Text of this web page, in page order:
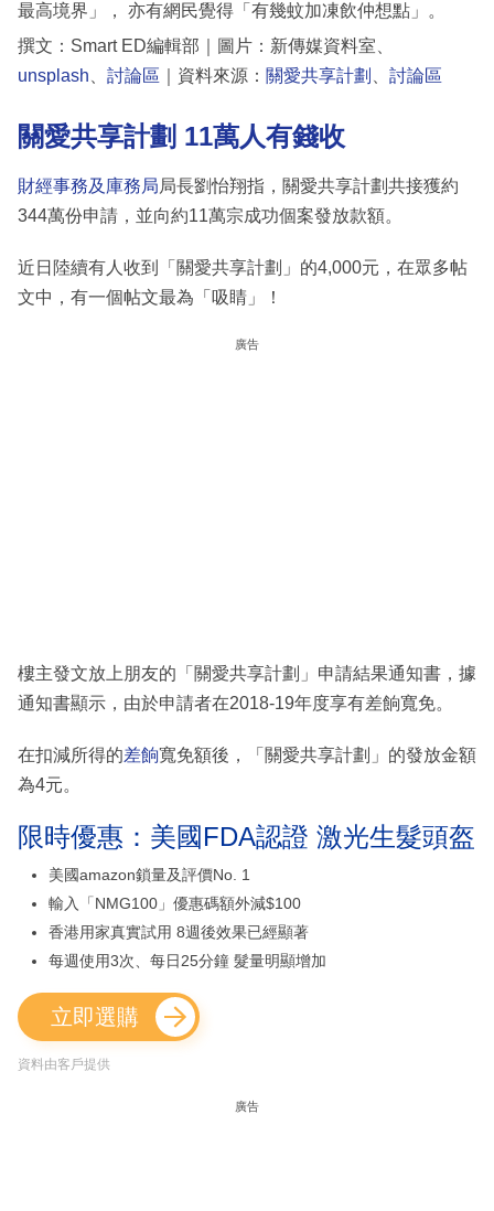
最高境界」， 亦有網民覺得「有幾蚊加凍飲仲想點」。
撰文：Smart ED編輯部｜圖片：新傳媒資料室、
unsplash
討論區 ｜資料來源： 關愛共享計劃 討論區
關愛共享計劃 11萬人有錢收
財經事務及庫務局局長劉怡翔指，關愛共享計劃共接獲約
344萬份申請，並向約11萬宗成功個案發放款額。
近日陸續有人收到「關愛共享計劃」的4,000元，在眾多帖
文中，有一個帖文最為「吸睛」！
廣告
樓主發文放上朋友的「關愛共享計劃」申請結果通知書，據
通知書顯示，由於申請者在2018-19年度享有差餉寬免。
在扣減所得的差餉寬免額後，「關愛共享計劃」的發放金額
為4元。
限時優惠：美國FDA認證 激光生髮頭盔
美國amazon鎖量及評價No. 1
輸入「NMG100」優惠碼額外減$100
香港用家真實試用 8週後效果已經顯著
每週使用3次、每日25分鐘 髮量明顯增加
立即選購
資料由客戶提供
廣告